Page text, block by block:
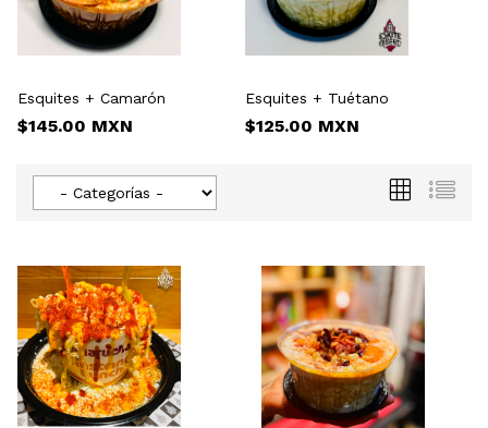
Esquites + Camarón
$145.00 MXN
Esquites + Tuétano
$125.00 MXN